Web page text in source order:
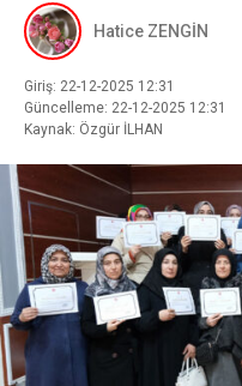
Hatice ZENGİN
Giriş: 22-12-2025 12:31
Güncelleme: 22-12-2025 12:31
Kaynak: Özgür İLHAN